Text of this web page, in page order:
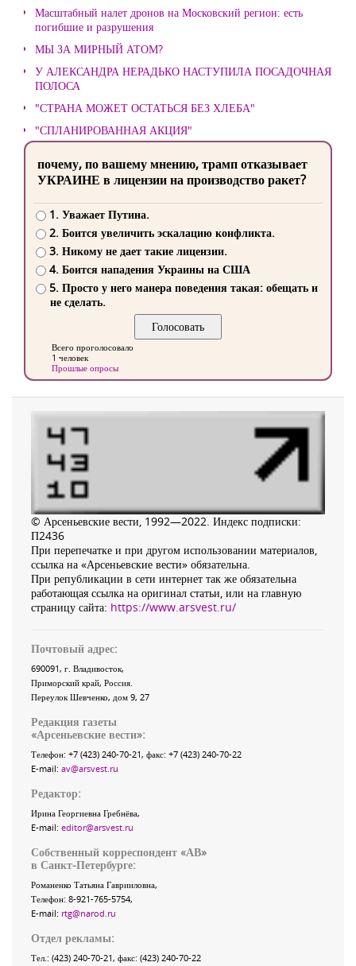
Масштабный налет дронов на Московский регион: есть
погибшие и разрушения
МЫ ЗА МИРНЫЙ АТОМ?
У АЛЕКСАНДРА НЕРАДЬКО НАСТУПИЛА ПОСАДОЧНАЯ
ПОЛОСА
"СТРАНА МОЖЕТ ОСТАТЬСЯ БЕЗ ХЛЕБА"
"СПЛАНИРОВАННАЯ АКЦИЯ"
почему, по вашему мнению, трамп отказывает
УКРАИНЕ в лицензии на производство ракет?
1. Уважает Путина.
2. Боится увеличить эскалацию конфликта.
3. Никому не дает такие лицензии.
4. Боится нападения Украины на США
5. Просто у него манера поведения такая: обещать и
не сделать.
Всего проголосовало
1 человек
Прошлые опросы
© Арсеньевские вести, 1992—2022. Индекс подписки:
П2436
При перепечатке и при другом использовании материалов,
ссылка на «Арсеньевские вести» обязательна.
При републикации в сети интернет так же обязательна
работающая ссылка на оригинал статьи, или на главную
страницу сайта: https://www.arsvest.ru/
Почтовый адрес:
690091, г. Владивосток,
Приморский край, Россия.
Переулок Шевченко, дом 9, 27
Редакция газеты
«Арсеньевские вести»:
Телефон: +7 (423) 240-70-21, факс: +7 (423) 240-70-22
E-mail: av@arsvest.ru
Редактор:
Ирина Георгиевна Гребнёва,
E-mail: editor@arsvest.ru
Собственный корреспондент «АВ»
в Санкт-Петербурге:
Романенко Татьяна Гаврииловна,
Телефон: 8-921-765-5754,
E-mail: rtg@narod.ru
Отдел рекламы:
Тел.: (423) 240-70-21, факс: (423) 240-70-22